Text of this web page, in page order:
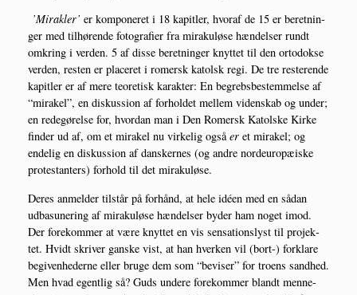
’Mirak­ler’ er kom­po­ne­ret i 18 kapit­ler, hvoraf de 15 er beret­nin­
ger med til­hø­ren­de foto­gra­fi­er fra miraku­lø­se hæn­del­ser rundt
omkring i ver­den. 5 af dis­se beret­nin­ger knyt­tet til den orto­dok­se
ver­den, resten er pla­ce­ret i romersk katolsk regi. De tre reste­ren­de
kapit­ler er af mere teo­re­tisk karak­ter: En begrebs­be­stem­mel­se af
“mira­kel”, en dis­kus­sion af for­hol­det mel­lem viden­skab og under;
en rede­gø­rel­se for, hvor­dan man i Den Romersk Katol­ske Kir­ke
fin­der ud af, om et mira­kel nu vir­ke­lig ogsåer et mira­kel; og
ende­lig en dis­kus­sion af dan­sker­nes (og andre nor­d­eu­ro­pæ­i­ske
pro­te­stan­ters) for­hold til det mirakuløse.
Deres anmel­der til­står på for­hånd, at hele idéen med en sådan
udbas­u­ne­ring af miraku­lø­se hæn­del­ser byder ham noget imod.
Der fore­kom­mer at være knyt­tet en vis sen­sa­tions­lyst til pro­jek­
tet. Hvidt skri­ver gan­ske vist, at han hver­ken vil (bort-) for­kla­re
begi­ven­he­der­ne eller bru­ge dem som “bevi­ser” for tro­ens sand­hed.
Men hvad egent­lig så? Guds unde­re fore­kom­mer blandt men­ne­